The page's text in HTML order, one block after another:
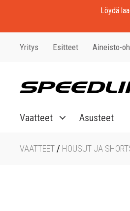
Löydä
Yritys Esitteet Aineisto-
Vaatteet Asusteet
VAATTEET / HOUSUT JA